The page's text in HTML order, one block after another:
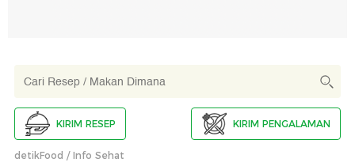
KIRIM RESEP KIRIM PENGALAMAN
detikFood Info Sehat